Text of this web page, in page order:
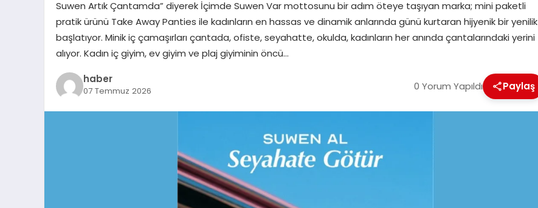
Suwen Artık Çantamda” diyerek İçimde Suwen Var mottosunu bir adım öteye taşıyan marka; mini paketli
pratik ürünü Take Away Panties ile kadınların en hassas ve dinamik anlarında günü kurtaran hijyenik bir yenilik
başlatıyor. Minik iç çamaşırları çantada, ofiste, seyahatte, okulda, kadınların her anında çantalarındaki yerini
alıyor. Kadın iç giyim, ev giyim ve plaj giyiminin öncü…
haber
07 Temmuz 2026 0 Yorum Yapıldı Paylaş